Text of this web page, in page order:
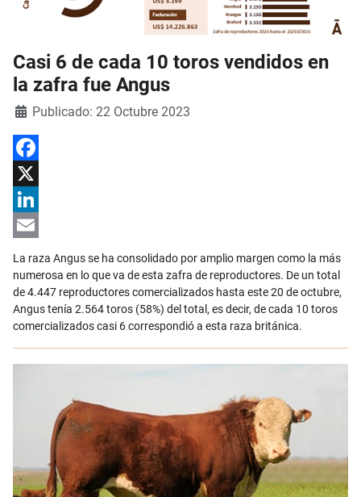
Casi 6 de cada 10 toros vendidos en
la zafra fue Angus
Detalles
Publicado: 22 Octubre 2023
Facebook
X
LinkedIn
La raza Angus se ha consolidado por amplio margen como la más
numerosa en lo que va de esta zafra de reproductores. De un total
de 4.447 reproductores comercializados hasta este 20 de octubre,
Angus tenía 2.564 toros (58%) del total, es decir, de cada 10 toros
comercializados casi 6 correspondió a esta raza británica.